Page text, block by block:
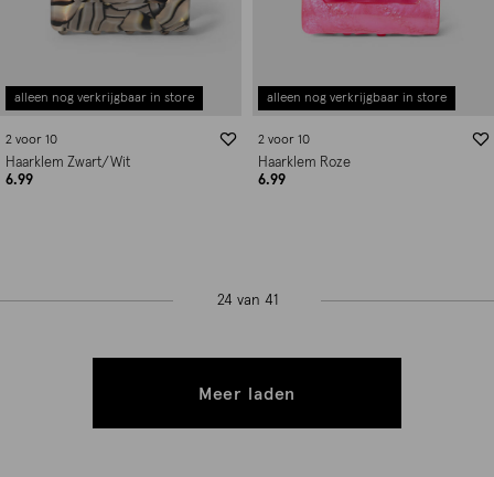
alleen nog verkrijgbaar in store
2 voor 10
Haarklem Zwart/Wit
6.99
alleen nog verkrijgbaar in store
2 voor 10
Haarklem Roze
6.99
24 van 41
Meer laden